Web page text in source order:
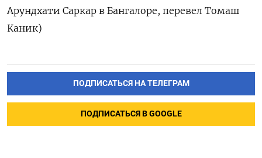
Арундхати Саркар в Бангалоре, перевел Томаш
Каник)
ПОДПИСАТЬСЯ НА ТЕЛЕГРАМ
ПОДПИСАТЬСЯ В GOOGLE